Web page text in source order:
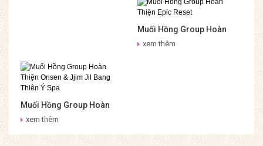
Muối Hồng Group Hoàn
Thiện Epic Reset
xem thêm
Muối Hồng Group Hoàn
Thiện Onsen & Jjim Jil
xem thêm